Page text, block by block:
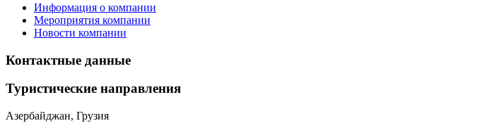
Информация о компании
Мероприятия компании
Новости компании
Контактные данные
Туристическиe направления
Азербайджан, Грузия